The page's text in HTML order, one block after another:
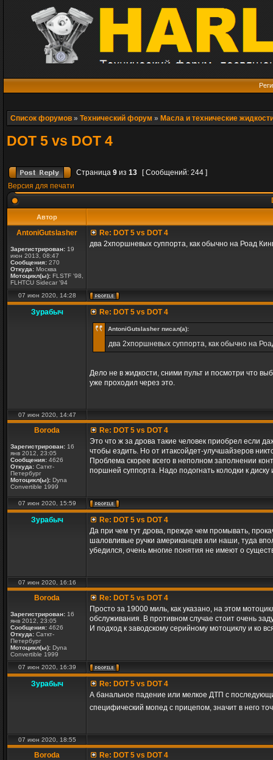
Список форумов » Технический форум » Масла и технические
DOT 5 vs DOT 4
Страница 9 из 13
[ Сообщений: 244 ]
Версия для печати
Автор
AntoniGutslasher
Зарегистрирован: 19
июн 2013, 08:47
Сообщения: 270
Откуда: Москва
Мотоцикл(ы): FLSTF '98,
FLHTCU Sidecar '94
Re: DOT 5 vs DOT 4
два 2хпоршневых суппорта, как обычно на Роад
07 июн 2020, 14:28
Зурабыч Re: DOT 5 vs DOT 4
AntoniGutslasher писал(а):
два 2хпоршневых суппорта, как обычно на
Дело не в жидкости, сними пульт и посмотри что
уже проходил через это.
07 июн 2020, 14:47
Boroda
Зарегистрирован: 16
янв 2012, 23:05
Сообщения: 4626
Откуда: Саткт-
Петербург
Мотоцикл(ы): Dyna
Convertible 1999
Re: DOT 5 vs DOT 4
Это что ж за дрова такие человек приобрел если
чтобы ездить. Но от итаксойдет-улучшайзеров
Проблема скорее всего в неполном заполнении
поршней суппорта. Надо подогнать колодки к
07 июн 2020, 15:59
Зурабыч
Re: DOT 5 vs DOT 4
Да при чем тут дрова, прежде чем промывать,
шаловливые ручки американцев или наши, туда
убедился, очень многие понятия не имеют о
07 июн 2020, 16:16
Boroda
Зарегистрирован: 16
янв 2012, 23:05
Сообщения: 4626
Откуда: Саткт-
Петербург
Мотоцикл(ы): Dyna
Convertible 1999
Re: DOT 5 vs DOT 4
Просто за 19000 миль, как указано, на этом
обслуживания. В противном случае стоит очень
И подход к заводскому серийному мотоциклу и ко
07 июн 2020, 16:39
Зурабыч
Re: DOT 5 vs DOT 4
А банальное падение или мелкое ДТП с
специфический мопед с прицепом, значит в него
07 июн 2020, 18:55
Boroda
Re: DOT 5 vs DOT 4